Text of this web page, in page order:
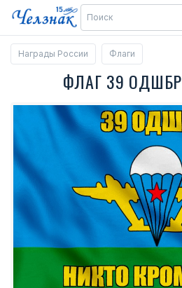
Награды России Флаги
ФЛАГ 39 ОДШБР